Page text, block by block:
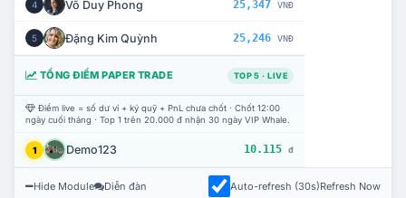
4 Võ Duy Phong 25,347 VNĐ
5 Đặng Kim Quỳnh 25,246 VNĐ
TỔNG ĐIỂM PAPER TRADE TOP 5 · LIVE
Điểm live = số dư ví + ký quỹ + PnL chưa chốt · Chốt 12:00
ngày cuối tháng · Top 1 trên 20.000 đ nhận 30 ngày VIP Whale.
1 Demo123 10.115 đ
Hide Module Diễn đàn Auto-refresh (30s)Refresh Now